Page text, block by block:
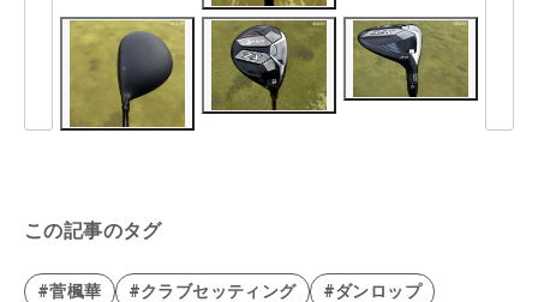
この記事のタグ
#菅楓華 #クラブセッティング
#ダンロップ